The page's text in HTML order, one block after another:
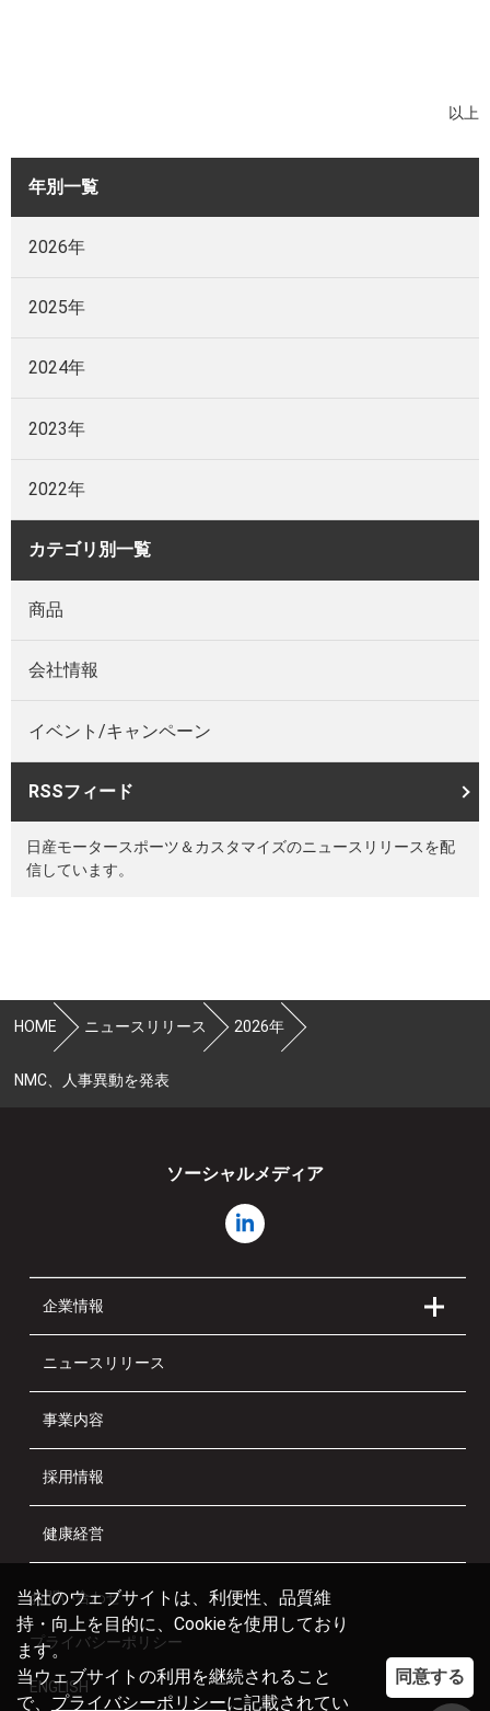
当社のウェブサイトは、利便性、品質維
持・向上を目的に、Cookieを使用しており
ます。
当ウェブサイトの利用を継続されること
で、 プライバシーポリシーに記載されてい
同意する
以上
年別一覧
2026年
2025年
2024年
2023年
2022年
カテゴリ別一覧
商品
会社情報
イベント/キャンペーン
RSSフィード
日産モータースポーツ＆カスタマイズのニュースリリースを配
信しています。
HOME ニュースリリース 2026年
NMC、人事異動を発表
ソーシャルメディア
企業情報
ニュースリリース
事業内容
採用情報
健康経営
お問い合わせ
プライバシーポリシー
ENGLISH